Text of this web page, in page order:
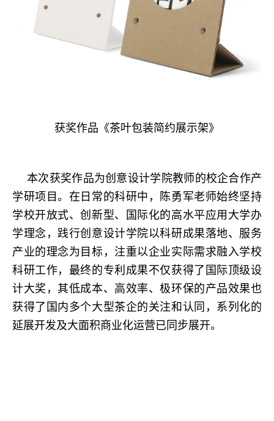
获奖作品《茶叶包装简约展示架》
本次获奖作品为创意设计学院教师的校企合作产
学研项目。在日常的科研中，陈勇军老师始终坚持
学校开放式、创新型、国际化的高水平应用大学办
学理念，践行创意设计学院以科研成果落地、服务
产业的理念为目标，注重以企业实际需求融入学校
科研工作，最终的专利成果不仅获得了国际顶级设
计大奖，其低成本、高效率、极环保的产品效果也
获得了国内多个大型茶企的关注和认同，系列化的
延展开发及大面积商业化运营已同步展开。